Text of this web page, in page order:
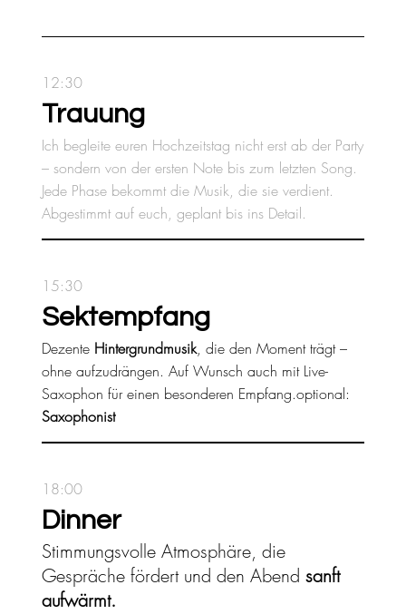
12:30
Trauung
Ich begleite euren Hochzeitstag nicht erst ab der Party
– sondern von der ersten Note bis zum letzten Song.
Jede Phase bekommt die Musik, die sie verdient.
Abgestimmt auf euch, geplant bis ins Detail.
15:30
Sektempfang
Dezente Hintergrundmusik, die den Moment trägt –
ohne aufzudrängen. Auf Wunsch auch mit Live-
Saxophon für einen besonderen Empfang.optional:
Saxophonist
18:00
Dinner
Stimmungsvolle Atmosphäre, die
Gespräche fördert und den Abendsanft
aufwärmt.